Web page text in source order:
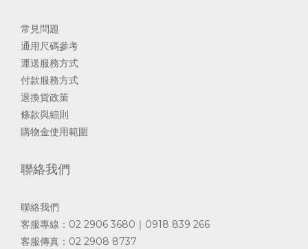
常見問題
通用尺碼參考
運送服務方式
付款服務方式
退換貨政策
條款與細則
購物金使用範圍
聯絡我們
聯絡我們
客服專線：02 2906 3680｜0918 839 266
客服傳真：02 2908 8737